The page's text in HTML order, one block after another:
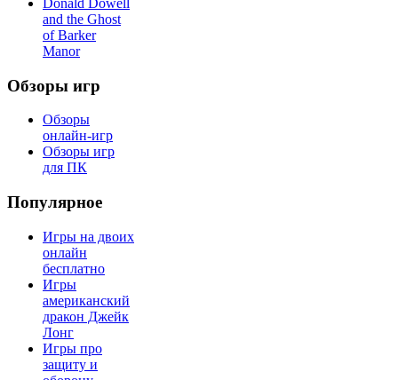
Donald Dowell
and the Ghost
of Barker
Manor
Обзоры игр
Обзоры
онлайн-игр
Обзоры игр
для ПК
Популярное
Игры на двоих
онлайн
бесплатно
Игры
американский
дракон Джейк
Лонг
Игры про
защиту и